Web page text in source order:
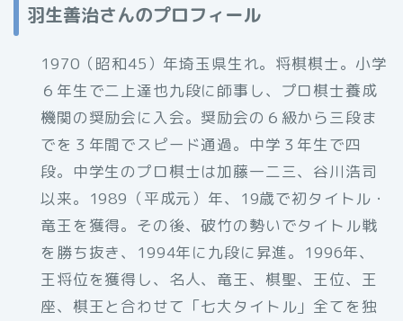
羽生善治さんのプロフィール
1970（昭和45）年埼玉県生れ。将棋棋士。小学
６年生で二上達也九段に師事し、プロ棋士養成
機関の奨励会に入会。奨励会の６級から三段ま
でを３年間でスピード通過。中学３年生で四
段。中学生のプロ棋士は加藤一二三、谷川浩司
以来。1989（平成元）年、19歳で初タイトル・
竜王を獲得。その後、破竹の勢いでタイトル戦
を勝ち抜き、1994年に九段に昇進。1996年、
王将位を獲得し、名人、竜王、棋聖、王位、王
座、棋王と合わせて「七大タイトル」全てを独